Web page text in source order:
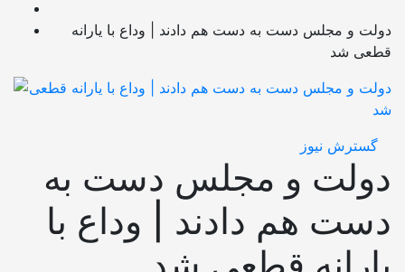
دولت و مجلس دست‌ به‌ دست هم دادند | وداع با یارانه
قطعی شد
گسترش نیوز
دولت و مجلس دست‌ به‌
دست هم دادند | وداع با